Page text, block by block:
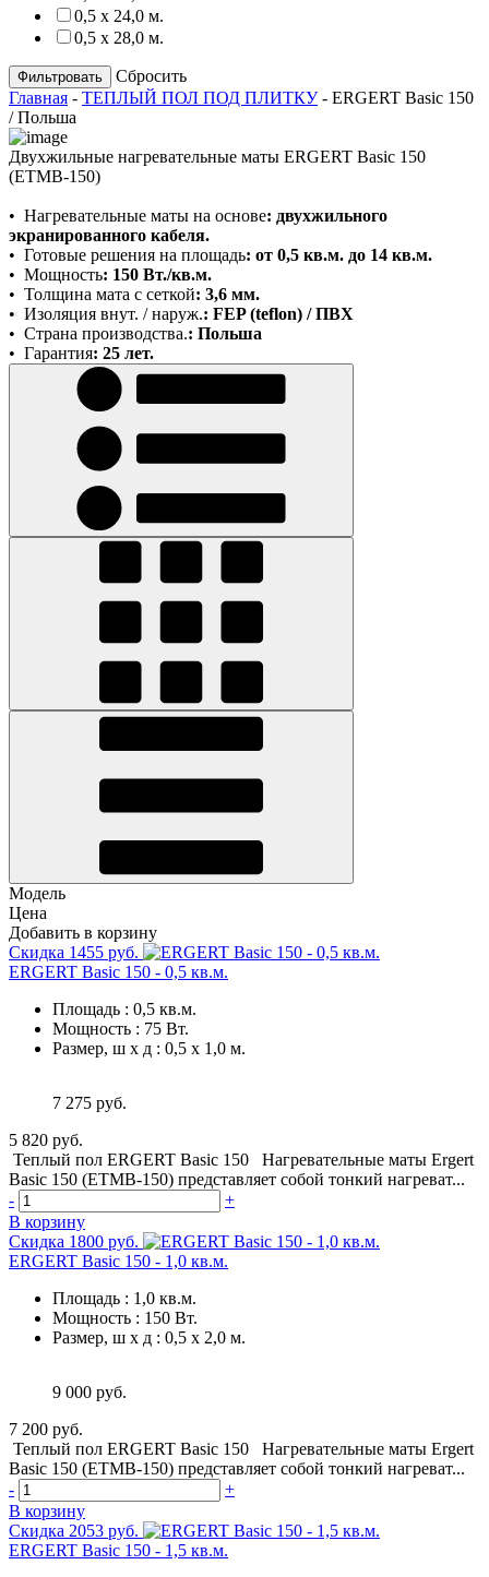
0,5 х 24,0 м.
0,5 х 28,0 м.
Сбросить
Главная - ТЕПЛЫЙ ПОЛ ПОД ПЛИТКУ - ERGERT Basic 150
/ Польша
Двухжильные нагревательные маты ERGERT Basic 150
(ETMB-150)
• Нагревательные маты на основе: двухжильного
экранированного кабеля.
• Готовые решения на площадь: от 0,5 кв.м. до 14 кв.м.
• Мощность: 150 Вт./кв.м.
• Толщина мата с сеткой: 3,6 мм.
• Изоляция внут. / наруж.: FEP (teflon) / ПВХ
• Страна производства.: Польша
• Гарантия: 25 лет.
Модель
Цена
Добавить в корзину
Скидка 1455 руб.
ERGERT Basic 150 - 0,5 кв.м.
Площадь : 0,5 кв.м.
Мощность : 75 Вт.
Размер, ш х д : 0,5 х 1,0 м.
7 275 руб.
5 820 руб.
Теплый пол ERGERT Basic 150 Нагревательные маты Ergert
Basic 150 (ETMB-150) представляет собой тонкий нагреват...
-
+
В корзину
Скидка 1800 руб.
ERGERT Basic 150 - 1,0 кв.м.
Площадь : 1,0 кв.м.
Мощность : 150 Вт.
Размер, ш х д : 0,5 х 2,0 м.
9 000 руб.
7 200 руб.
Теплый пол ERGERT Basic 150 Нагревательные маты Ergert
Basic 150 (ETMB-150) представляет собой тонкий нагреват...
-
+
В корзину
Скидка 2053 руб.
ERGERT Basic 150 - 1,5 кв.м.